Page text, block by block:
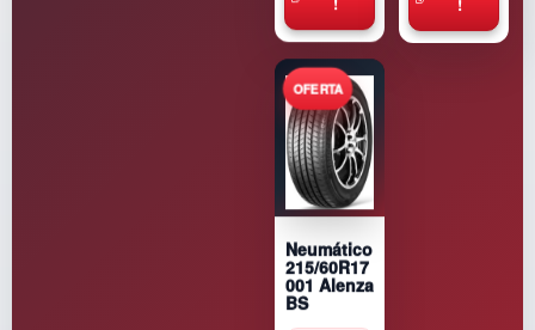
!
Neumático
215/60R17
001 Alenza
BS